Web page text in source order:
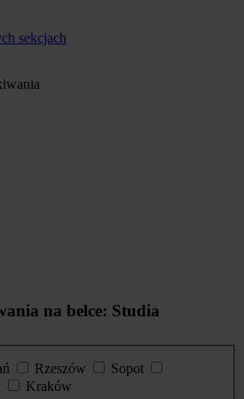
sekcjach
na belce: Studia
Rzeszów
Sopot
Kraków